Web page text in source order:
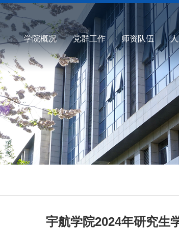
学院概况 党群工作 师资队伍
宇航学院2024年研究生